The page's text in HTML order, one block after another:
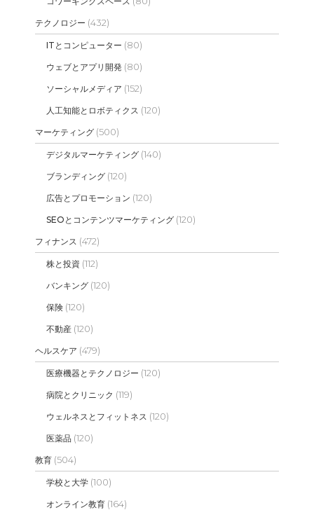
テクノロジー (432)
ITとコンピューター (80)
ウェブとアプリ開発 (80)
ソーシャルメディア (152)
人工知能とロボティクス (120)
マーケティング (500)
デジタルマーケティング (140)
ブランディング (120)
広告とプロモーション (120)
SEOとコンテンツマーケティング (120)
フィナンス (472)
株と投資 (112)
バンキング (120)
保険 (120)
不動産 (120)
ヘルスケア (479)
医療機器とテクノロジー (120)
病院とクリニック (119)
ウェルネスとフィットネス (120)
医薬品 (120)
教育 (504)
学校と大学 (100)
オンライン教育 (164)